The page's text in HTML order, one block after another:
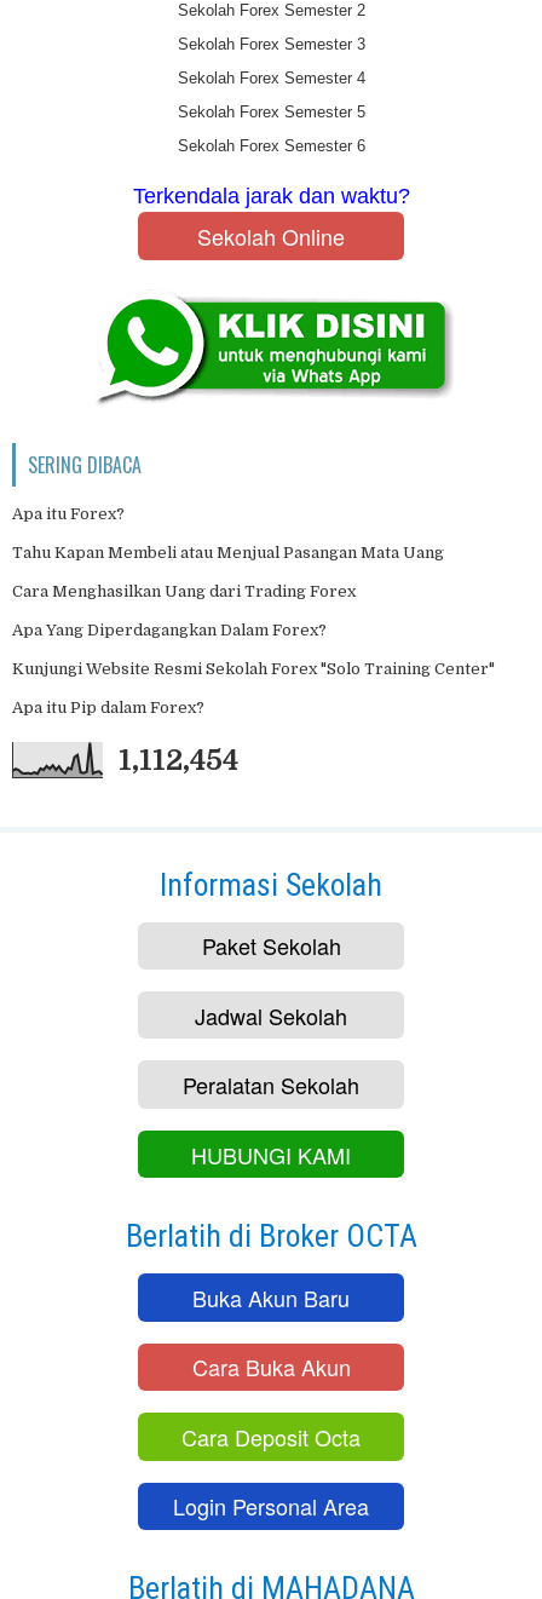
Sekolah Forex Semester 2
Sekolah Forex Semester 3
Sekolah Forex Semester 4
Sekolah Forex Semester 5
Sekolah Forex Semester 6
Terkendala jarak dan waktu?
Sekolah Online
SERING DIBACA
Apa itu Forex?
Tahu Kapan Membeli atau Menjual Pasangan Mata Uang
Cara Menghasilkan Uang dari Trading Forex
Apa Yang Diperdagangkan Dalam Forex?
Kunjungi Website Resmi Sekolah Forex "Solo Training Center"
Apa itu Pip dalam Forex?
1,112,454
Informasi Sekolah
Paket Sekolah
Jadwal Sekolah
Peralatan Sekolah
HUBUNGI KAMI
Berlatih di Broker OCTA
Buka Akun Baru
Cara Buka Akun
Cara Deposit Octa
Login Personal Area
Berlatih di MAHADANA